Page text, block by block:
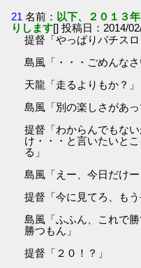
21 名前： 以下、２０１３
りします[] 投稿日：2014/
提督「やっぱりパチス
島風「・・・ごめんな
天龍「走るよりもか？」
島風「別の楽しさがあっ
提督「わからんでもな
け・・・と言いたいと
る」
島風「えー、今日だけー
提督「今に見てろ、も
島風「ふふん、これで
勝つもん」
提督「２０！？」